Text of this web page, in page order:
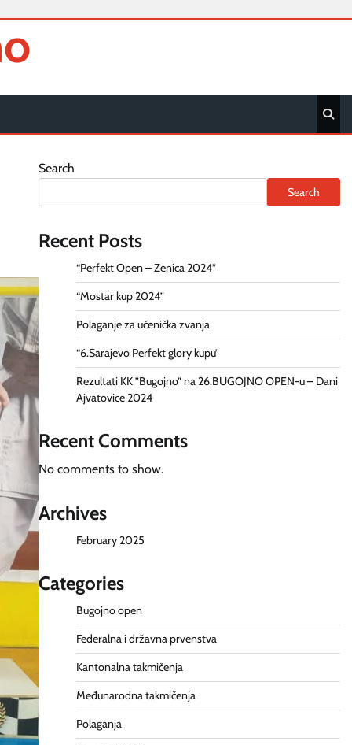
Search
Search
Recent Posts
“Perfekt Open – Zenica 2024”
“Mostar kup 2024”
Polaganje za učenička zvanja
“6.Sarajevo Perfekt glory kupu”
Rezultati KK ”Bugojno” na 26.BUGOJNO OPEN-u – Dani
Ajvatovice 2024
Recent Comments
No comments to show.
Archives
February 2025
Categories
Bugojno open
Federalna i državna prvenstva
Kantonalna takmičenja
Međunarodna takmičenja
Polaganja